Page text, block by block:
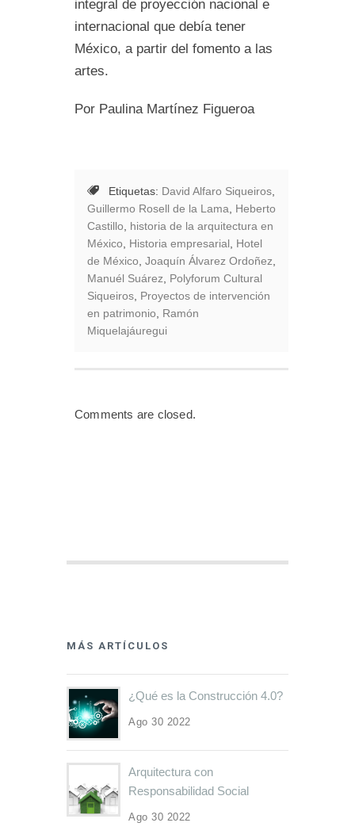
integral de proyección nacional e
internacional que debía tener
México, a partir del fomento a las
artes.
Por Paulina Martínez Figueroa
Etiquetas: David Alfaro Siqueiros
Guillermo Rosell de la Lama
Heberto
Castillo
historia de la arquitectura en
México
Historia empresarial
Hotel
de México Joaquín Álvarez Ordoñez
Manuél Suárez
Polyforum Cultural
Siqueiros Proyectos de intervención
en patrimonio
Ramón
Miquelajáuregui
Comments are closed.
MÁS ARTÍCULOS
¿Qué es la Construcción 4.0?
Ago 30 2022
Arquitectura con
Responsabilidad Social
Ago 30 2022